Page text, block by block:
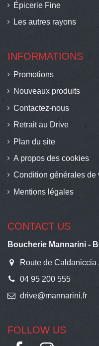
Épicerie Fine
Les autres rayons
INFORMATIONS
Promotions
Nouveaux produits
Contactez-nous
Retrait au Drive
Plan du site
A propos des cookies
Condition générales de
Mentions légales
CONTACT US
Boucherie Mannarini -
Route de Caldaniccia
04 95 200 555
drive@mannarini.fr
FOLLOW US